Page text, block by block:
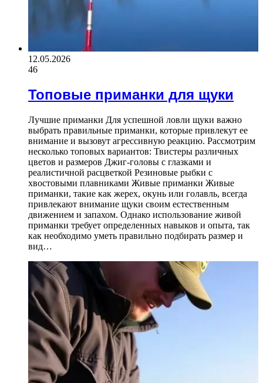
12.05.2026
46
Топовые приманки для щуки
Лучшие приманки Для успешной ловли щуки важно
выбрать правильные приманки, которые привлекут ее
внимание и вызовут агрессивную реакцию. Рассмотрим
несколько топовых вариантов: Твистеры различных
цветов и размеров Джиг-головы с глазками и
реалистичной расцветкой Резиновые рыбки с
хвостовыми плавниками Живые приманки Живые
приманки, такие как жерех, окунь или голавль, всегда
привлекают внимание щуки своим естественным
движением и запахом. Однако использование живой
приманки требует определенных навыков и опыта, так
как необходимо уметь правильно подбирать размер и
вид…